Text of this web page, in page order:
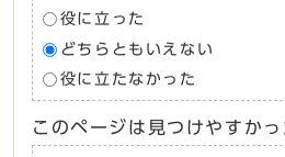
役に立った
どちらともいえない
役に立たなかった
このページは見つけやすかっ